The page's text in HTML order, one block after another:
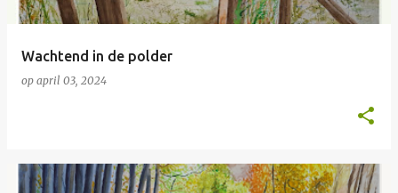
Wachtend in de polder
op april 03, 2024